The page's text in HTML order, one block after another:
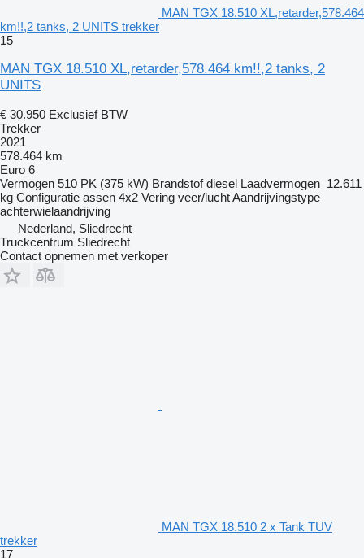
MAN TGX 18.510 XL,retarder,578.464
km!!,2 tanks, 2 UNITS trekker
15
MAN TGX 18.510 XL,retarder,578.464 km!!,2 tanks, 2
UNITS
€ 30.950 Exclusief BTW
Trekker
2021
578.464 km
Euro 6
Vermogen 510 PK (375 kW) Brandstof diesel Laadvermogen 12.611
kg Configuratie assen 4x2 Vering veer/luchtAandrijvingstype
achterwielaandrijving
Nederland, Sliedrecht
Truckcentrum Sliedrecht
Contact opnemen met verkoper
MAN TGX 18.510 2 x Tank TUV
trekker
17